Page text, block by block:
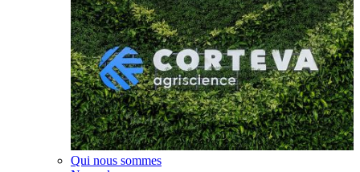
Qui nous sommes